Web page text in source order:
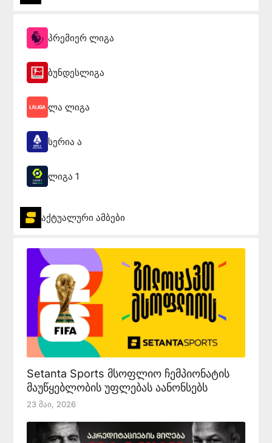
პრემიერ ლიგა
ბუნდესლიგა
ლა ლიგა
სერია ა
ლიგა 1
აქტუალური ამბები
Setanta Sports მსოფლიო ჩემპიონატის
მაუწყებლობის უფლებას აანონსებს
23 Მაი, 2026